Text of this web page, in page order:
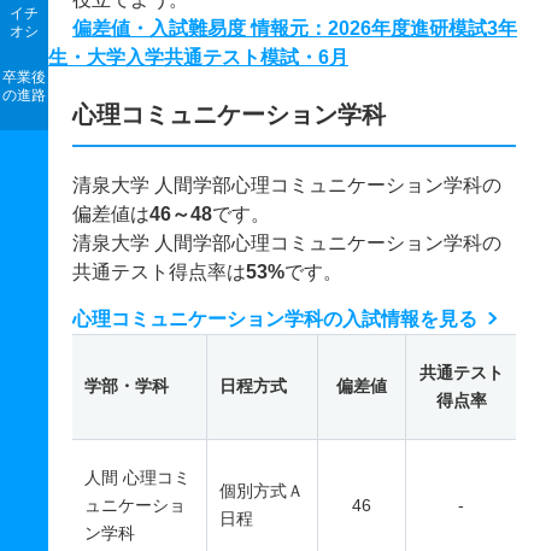
イチ
オシ
卒業後
の進路
偏差値・入試難易度 情報元：2026年度進研模試3年
生・大学入学共通テスト模試・6月
心理コミュニケーション学科
清泉大学 人間学部心理コミュニケーション学科の
偏差値は46～48です。
清泉大学 人間学部心理コミュニケーション学科の
共通テスト得点率は53%です。
心理コミュニケーション学科の入試情報を見る
学部・学科 日程方式 偏差値
共通テスト
得点率
人間 心理コミ
ュニケーショ
ン学科
個別方式Ａ
日程
46 -